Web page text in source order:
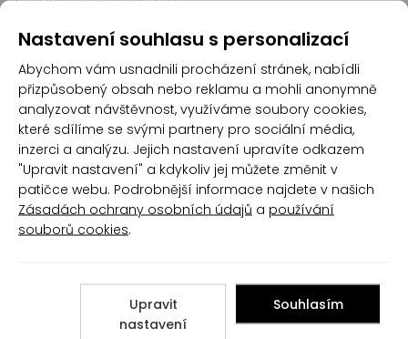
Recenze
Produkt zatím nemá žádné hodnocení,buďte
první, kdo produkt ohodnotí!
Přidat hodnocení
Nastavení souhlasu s personalizací
Abychom vám usnadnili procházení stránek, nabídli
přizpůsobený obsah nebo reklamu a mohli anonymně
analyzovat návštěvnost, využíváme soubory cookies,
které sdílíme se svými partnery pro sociální média,
inzerci a analýzu. Jejich nastavení upravíte odkazem
"Upravit nastavení" a kdykoliv jej můžete změnit v
patičce webu. Podrobnější informace najdete v našich
Zásadách ochrany osobních údajů a používání
souborů cookies.
Upravit
nastavení
Souhlasím